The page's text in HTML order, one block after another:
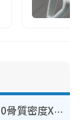
港大推賽馬會強化骨骼計劃！$100骨質密度X光檢查 完成免費運動訓練送超市禮券！附參加資格